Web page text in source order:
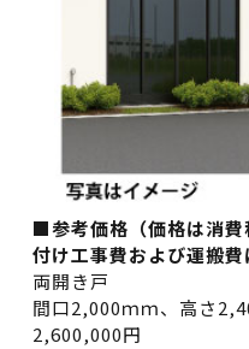
■参考価格（価格は消費
付け工事費および運搬費
両開き戸
間口2,000ｍｍ、高さ
2,600,000円